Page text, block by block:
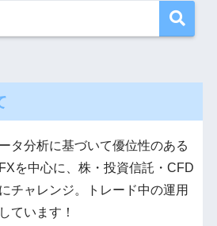
タ分析に基づいて優位性のある
を中心に、株・投資信託・CFD
チャレンジ。トレード中の運用
ています！